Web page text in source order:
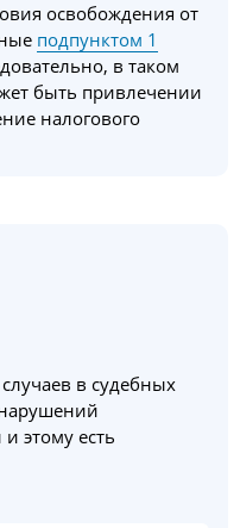
освобождения от
подпунктом 1
в таком
быть привлечении
налогового
в судебных
этому есть